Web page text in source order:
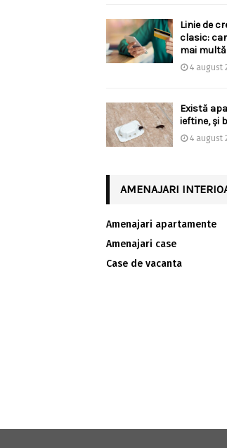
Linie de
clasic:
mai
4 august
Există
ieftine, și
4 august
AMENAJARI
Amenajari apartamente
Amenajari case
Case de vacanta